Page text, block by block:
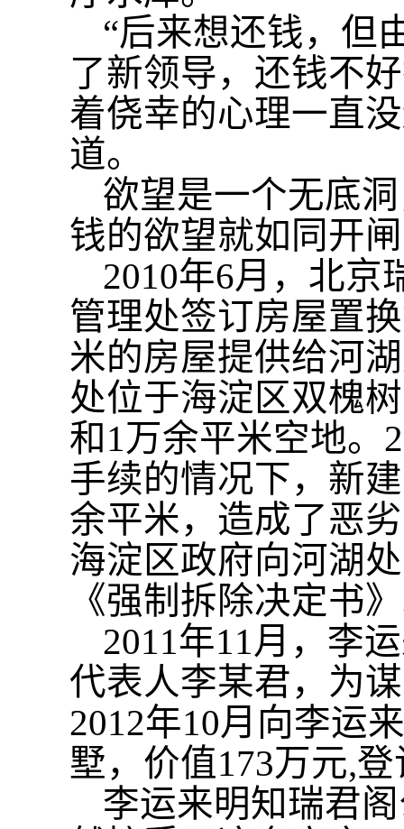
“后来想还钱，但
了新领导，还钱不
着侥幸的心理一直
道。
欲望是一个无底
钱的欲望就如同开
2010年6月，北京
管理处签订房屋置
米的房屋提供给河
处位于海淀区双槐
和1万余平米空地。
手续的情况下，新
余平米，造成了恶
海淀区政府向河湖
《强制拆除决定书
2011年11月，李
代表人李某君，为
2012年10月向李运
墅，价值173万元,
李运来明知瑞君